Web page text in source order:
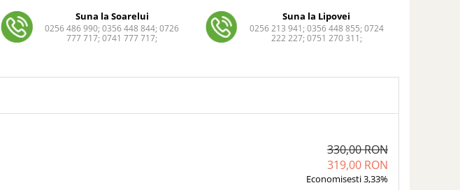
Suna la Soarelui
0256 486 990; 0356 448 844; 0726
777 717; 0741 777 717;
Suna la Lipovei
0256 213 941; 0356 448 855; 0724
222 227; 0751 270 311;
330,00 RON
319,00 RON
Economisesti 3,33%